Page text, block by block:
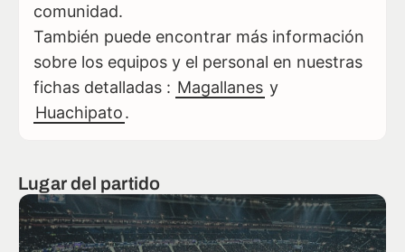
comunidad.
También puede encontrar más información
sobre los equipos y el personal en nuestras
fichas detalladas : Magallanes y
Huachipato.
Lugar del partido